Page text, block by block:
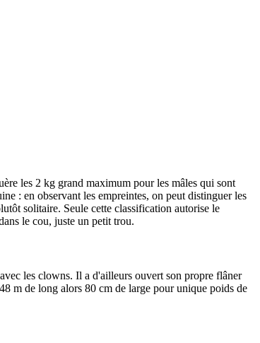
les 2 kg grand maximum pour les mâles qui sont
: en observant les empreintes, on peut distinguer les
solitaire. Seule cette classification autorise le
le cou, juste un petit trou.
les clowns. Il a d'ailleurs ouvert son propre flâner
m de long alors 80 cm de large pour unique poids de